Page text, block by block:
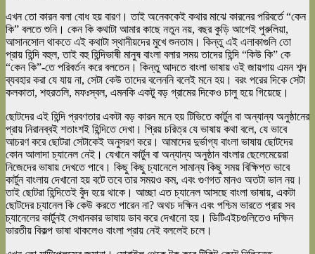
এখন তো কারন বলা বোধ হয় বারণ। তাই অনেককেই কথার মাঝে কারনের পরিবর্তে “কেন
কি” বলতে শুনি। কেন কি কথাটা আমার কাছে নতুন নয়, বছর কুড়ি আগেই পুরুলিয়া,
আসানসোল থাকতে এই কথাটা স্থানীয়দের মুখে শুনতাম। কিন্তু এই এলাকাগুলি তো
প্রায় হিন্দি বহুল, তাই বহু হিন্দিভাষী মানুষ বাংলা বলার সময় তাদের হিন্দি “কিউ কি” কে
“কেন কি”-তে পরিবর্তন করে বলতেন। কিন্তু আদতে বাংলা ভাষায় ওই জায়গায় এমন শব্দ
ব্যবহার করা যে যায় না, সেটা কেউ তাদের বলেননি বলেই মনে হয়। বরং পরের দিকে সেটা
কলকাতা, শহরতলি, মফঃস্বল, এমনকি একটু বড় গ্রামের দিকেও চালু হয়ে গিয়েছে।
ছোটদের এই হিন্দি প্রবণতার একটা বড় কারন মনে হয় টিভিতে কার্টুন বা অন্যান্য অনুষ্ঠানের
প্রায় নিরানব্বই শতাংশই হিন্দিতে দেখা। প্রিয় চরিত্র যে ভাষায় কথা বলে, যে ভাবে
আচরণ করে ছোটরা সেটাকেই অনুসরণ করে। আমাদের দুর্ভাগ্য বাংলা ভাষায় ছোটদের
কোন আলাদা চ্যানেল নেই। যেখানে কার্টুন বা অন্যান্য অনুষ্ঠান বাংলার ছেলেমেয়েরা
নিজেদের ভাষায় দেখতে পাবে। কিছু কিছু চ্যানেলে সামান্য কিছু সময় বিক্ষিপ্ত ভাবে
কার্টুন বাংলায় দেখানো হয় বটে তবে তার সময়ও কম, এবং গুণগত মানও অতটা ভাল নয়।
তাই ছোটরা হিন্দিতেই বুঁদ হয়ে থাকে। আচ্ছা এত চ্যানেল আসছে বাংলা ভাষায়, একটা
ছোটদের চ্যানেল কি কেউ করতে পারেন না? অথচ দক্ষিন এবং পশ্চিম ভারতে প্রায় সব
চ্যানেলের কার্টুনই সেখানকার ভাষায় ডাব করে দেখানো হয়। ডিটিএইচগুলিতেও দক্ষিন
ভারতীয় বিকল্প ভাষা থাকলেও বাংলা প্রায় নেই বললেই চলে।